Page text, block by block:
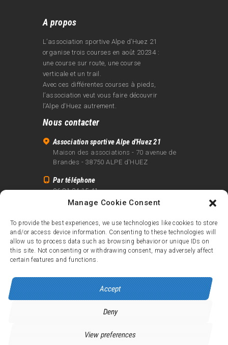
Manage Cookie Consent
To provide the best experiences, we use technologies like cookies to store
and/or access device information. Consenting to these technologies will
allow us to process data such as browsing behavior or unique IDs on
this site. Not consenting or withdrawing consent, may adversely affect
certain features and functions.
Accept
Deny
View preferences
A propos
L’association sportive Alpe d’Huez 21
organise trois courses en août 20234 :
une course sur route, une course
verticale et un trail.
Avec ces différentes courses à pieds,
l’association veut vous faire découvrir
l’Alpe d‘Huez autrement.
Nous contacter
Association sportive Alpe d'Huez 21
Maison des associations - 70 avenue de
Brandes - 38750 ALPE d'HUEZ
Par téléphone
06 81 24 15 41
info@alpe21.fr
Mentions légales
Contact
crédits